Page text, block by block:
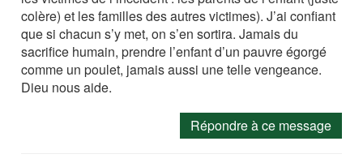
colère) et les familles des autres victimes). J’ai confiant
que si chacun s’y met, on s’en sortira. Jamais du
sacrifice humain, prendre l’enfant d’un pauvre égorgé
comme un poulet, jamais aussi une telle vengeance.
Dieu nous aide.
Répondre à ce message